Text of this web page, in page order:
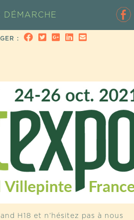
DÉMARCHE
:
H18 et n’hésitez pas à nous